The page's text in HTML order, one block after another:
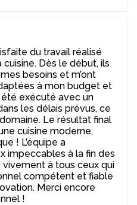
du travail réalisé
Dès le début, ils
besoins et m’ont
à mon budget et
exécuté avec un
les délais prévus, ce
Le résultat final
cuisine moderne,
! L’équipe a
impeccables à la fin des
à tous ceux qui
compétent et fiable
Merci encore
!